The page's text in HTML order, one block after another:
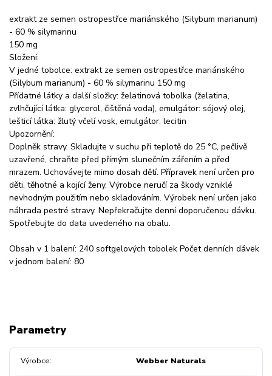
extrakt ze semen ostropestřce mariánského (Silybum marianum)
- 60 % silymarinu
150 mg
Složení:
V jedné tobolce: extrakt ze semen ostropestřce mariánského
(Silybum marianum) - 60 % silymarinu 150 mg
Přídatné látky a další složky: želatinová tobolka (želatina,
zvlhčující látka: glycerol, čištěná voda), emulgátor: sójový olej,
lešticí látka: žlutý včelí vosk, emulgátor: lecitin
Upozornění:
Doplněk stravy. Skladujte v suchu při teplotě do 25 °C, pečlivě
uzavřené, chraňte před přímým slunečním zářením a před
mrazem. Uchovávejte mimo dosah dětí. Přípravek není určen pro
děti, těhotné a kojící ženy. Výrobce neručí za škody vzniklé
nevhodným použitím nebo skladováním. Výrobek není určen jako
náhrada pestré stravy. Nepřekračujte denní doporučenou dávku.
Spotřebujte do data uvedeného na obalu.
Obsah v 1 balení: 240 softgelových tobolek Počet denních dávek
v jednom balení: 80
Parametry
Výrobce Webber Naturals